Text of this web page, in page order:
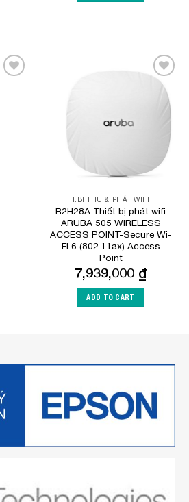
Add to
Wishlist
T.BI THU & PHÁT WIFI
R2H28A Thiết bị phát wifi
ARUBA 505 WIRELESS
ACCESS POINT-Secure Wi-
Fi 6 (802.11ax) Access
Point
7,939,000 ₫
ADD TO CART